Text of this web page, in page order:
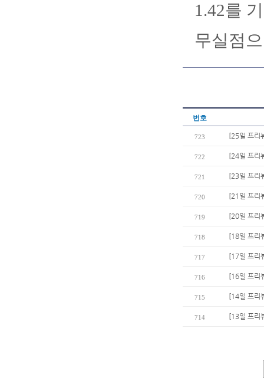
1.42를
무실점
번호
723 [25일 프리
722 [24일 프리
721 [23일 프리
720 [21일 프리
719 [20일 프리
718 [18일 프리
717 [17일 프리
716 [16일 프리
715 [14일 프리
714 [13일 프리